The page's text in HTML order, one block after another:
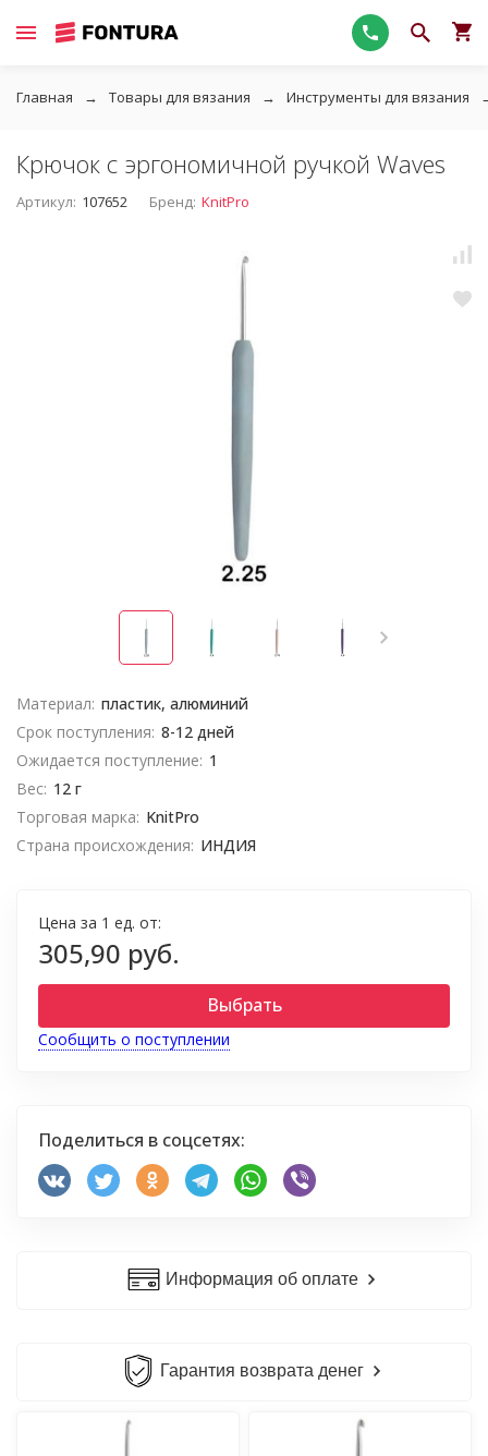
Главная Товары для вязания Инструменты для вязания
Крючок с эргономичной ручкой Waves
Артикул: 107652 Бренд: KnitPro
Материал: пластик, алюминий
Срок поступления: 8-12 дней
Ожидается поступление: 1
Вес: 12 г
Торговая марка: KnitPro
Страна происхождения: ИНДИЯ
Цена за 1 ед. от:
305,90 руб.
Выбрать
Сообщить о поступлении
Поделиться в соцсетях:
Информация об оплате
Гарантия возврата денег